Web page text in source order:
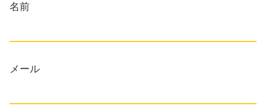
名前
メール